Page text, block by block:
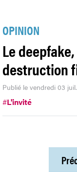
OPINION
Le
destruction
Publié le vendredi 03
#L'invité